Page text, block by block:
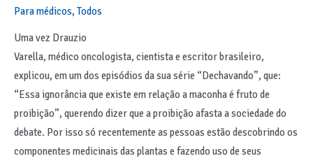
Para médicos, Todos
Uma vez Drauzio
Varella, médico oncologista, cientista e escritor brasileiro,
explicou, em um dos episódios da sua série “Dechavando”, que:
“Essa ignorância que existe em relação a maconha é fruto de
proibição”, querendo dizer que a proibição afasta a sociedade do
debate. Por isso só recentemente as pessoas estão descobrindo os
componentes medicinais das plantas e fazendo uso de seus